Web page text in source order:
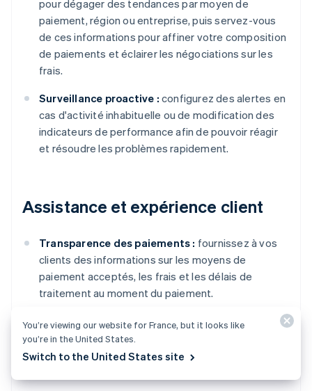
pour dégager des tendances par moyen de
paiement, région ou entreprise, puis servez-vous
de ces informations pour affiner votre composition
de paiements et éclairer les négociations sur les
frais.
Surveillance proactive : configurez des alertes en
cas d'activité inhabituelle ou de modification des
indicateurs de performance afin de pouvoir réagir
et résoudre les problèmes rapidement.
Assistance et expérience client
Transparence des paiements : fournissez à vos
clients des informations sur les moyens de
paiement acceptés, les frais et les délais de
traitement au moment du paiement.
Résolution des problèmes de paiement :
mettez
en place un processus clair pour gérer les litiges, les
remboursements et lescontestations de
You’re viewing our website for France, but it looks like
you’re in the United States.
Switch to the United States site